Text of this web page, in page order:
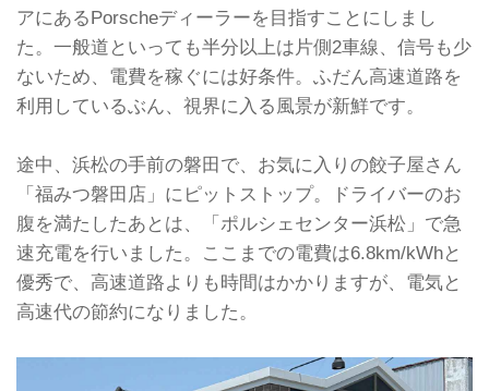
アにあるPorscheディーラーを目指すことにしまし
た。一般道といっても半分以上は片側2車線、信号も少
ないため、電費を稼ぐには好条件。ふだん高速道路を
利用しているぶん、視界に入る風景が新鮮です。
途中、浜松の手前の磐田で、お気に入りの餃子屋さん
「福みつ磐田店」にピットストップ。ドライバーのお
腹を満たしたあとは、「ポルシェセンター浜松」で急
速充電を行いました。ここまでの電費は6.8km/kWhと
優秀で、高速道路よりも時間はかかりますが、電気と
高速代の節約になりました。